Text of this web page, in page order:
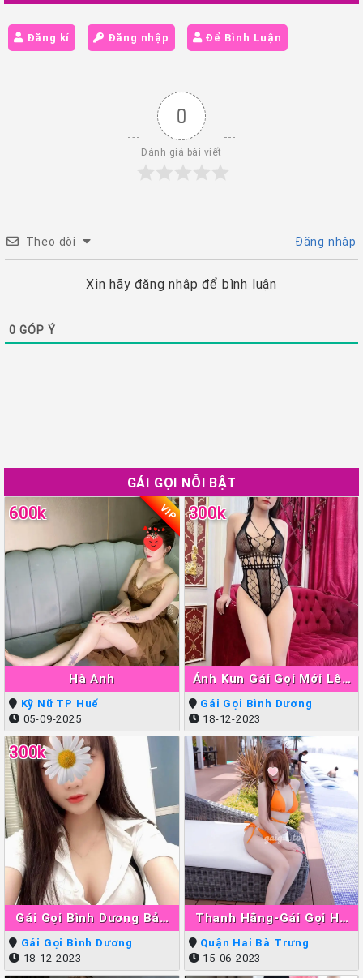
Đăng kí Đăng nhập Để Bình Luận
0
Đánh giá bài viết
Theo dõi Đăng nhập
Xin hãy đăng nhập để bình luận
0 GÓP Ý
GÁI GỌI NỖI BẬT
Hà Anh
600k VIP
Kỹ Nữ TP Huế
05-09-2025
Ánh Kun Gái Gọi Mới Lên
Sóng Thuận An
300k
Gái Gọi Bình Dương
18-12-2023
Gái Gọi Bình Dương Bảo
Ngân
300k
Gái Gọi Bình Dương
18-12-2023
Thanh Hằng-Gái Gọi Hà
Nội Làm Tình Giỏi Đẳng
Cấp
Quận Hai Bà Trưng
15-06-2023